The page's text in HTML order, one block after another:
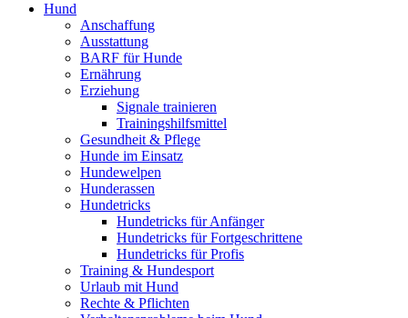
Hund
Anschaffung
Ausstattung
BARF für Hunde
Ernährung
Erziehung
Signale trainieren
Trainingshilfsmittel
Gesundheit & Pflege
Hunde im Einsatz
Hundewelpen
Hunderassen
Hundetricks
Hundetricks für Anfänger
Hundetricks für Fortgeschrittene
Hundetricks für Profis
Training & Hundesport
Urlaub mit Hund
Rechte & Pflichten